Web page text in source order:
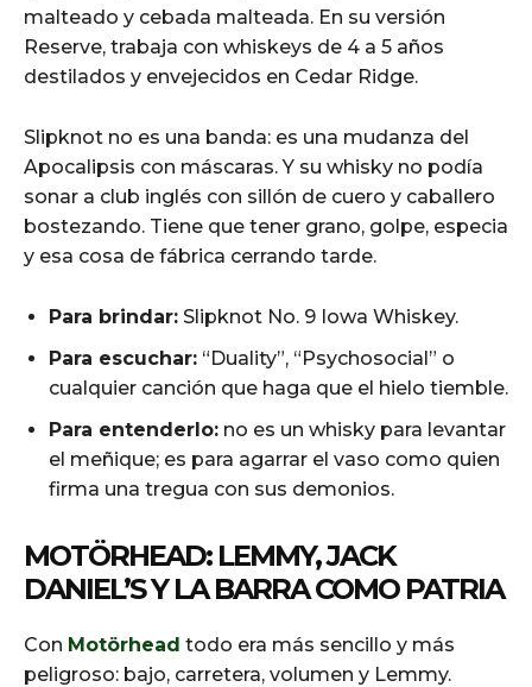
malteado y cebada malteada. En su versión
Reserve, trabaja con whiskeys de 4 a 5 años
destilados y envejecidos en Cedar Ridge.
Slipknot no es una banda: es una mudanza del
Apocalipsis con máscaras. Y su whisky no podía
sonar a club inglés con sillón de cuero y caballero
bostezando. Tiene que tener grano, golpe, especia
y esa cosa de fábrica cerrando tarde.
Para brindar: Slipknot No. 9 Iowa Whiskey.
Para escuchar: “Duality”, “Psychosocial” o
cualquier canción que haga que el hielo tiemble.
Para entenderlo: no es un whisky para levantar
el meñique; es para agarrar el vaso como quien
firma una tregua con sus demonios.
MOTÖRHEAD: LEMMY, JACK
DANIEL’S Y LA BARRA COMO PATRIA
Con Motörhead todo era más sencillo y más
peligroso: bajo, carretera, volumen y Lemmy.